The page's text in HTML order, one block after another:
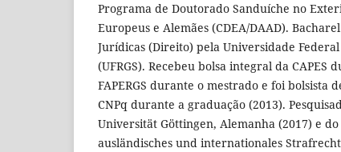
Programa de Doutorado Sanduíche no
Europeus e Alemães (CDEA/DAAD).
Jurídicas (Direito) pela Universidade
(UFRGS). Recebeu bolsa integral da CAPES
FAPERGS durante o mestrado e foi bolsista
CNPq durante a graduação (2013).
Universität Göttingen, Alemanha (2017) e
ausländisches und internationales